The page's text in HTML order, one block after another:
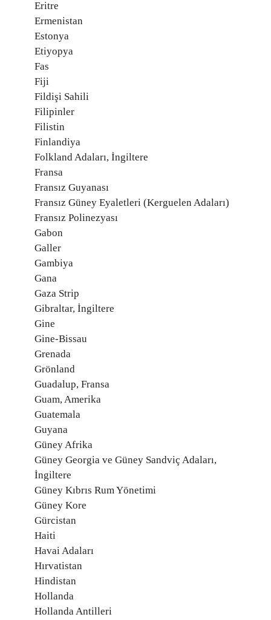
Eritre
Ermenistan
Estonya
Etiyopya
Fas
Fiji
Fildişi Sahili
Filipinler
Filistin
Finlandiya
Folkland Adaları, İngiltere
Fransa
Fransız Guyanası
Fransız Güney Eyaletleri (Kerguelen Adaları)
Fransız Polinezyası
Gabon
Galler
Gambiya
Gana
Gaza Strip
Gibraltar, İngiltere
Gine
Gine-Bissau
Grenada
Grönland
Guadalup, Fransa
Guam, Amerika
Guatemala
Guyana
Güney Afrika
Güney Georgia ve Güney Sandviç Adaları,
İngiltere
Güney Kıbrıs Rum Yönetimi
Güney Kore
Gürcistan
Haiti
Havai Adaları
Hırvatistan
Hindistan
Hollanda
Hollanda Antilleri